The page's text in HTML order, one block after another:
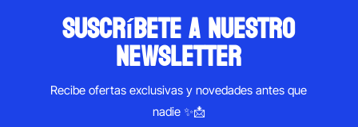
suscríbete a nuestro
newsletter
Recibe ofertas exclusivas y novedades antes que
nadie ✨📩